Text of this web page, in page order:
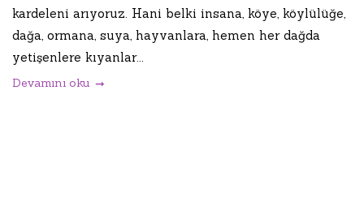
kardeleni arıyoruz. Hani belki insana, köye, köylülüğe,
dağa, ormana, suya, hayvanlara, hemen her dağda
yetişenlere kıyanlar...
Devamını oku